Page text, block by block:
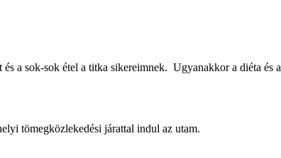
a sok-sok étel a titka sikereimnek. Ugyanakkor a diéta és
tömegközlekedési járattal indul az utam.